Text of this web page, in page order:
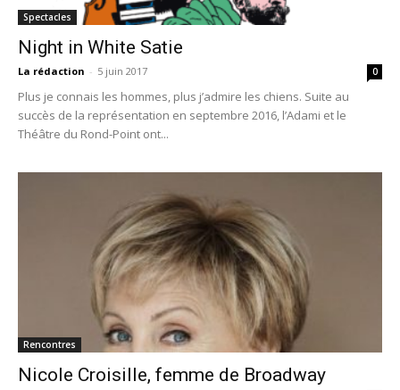
Spectacles
Night in White Satie
La rédaction - 5 juin 2017 0
Plus je connais les hommes, plus j’admire les chiens. Suite au
succès de la représentation en septembre 2016, l’Adami et le
Théâtre du Rond-Point ont...
Rencontres
Nicole Croisille, femme de Broadway